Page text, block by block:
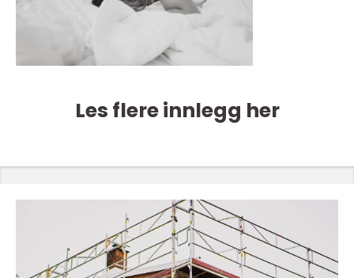
Les flere innlegg her